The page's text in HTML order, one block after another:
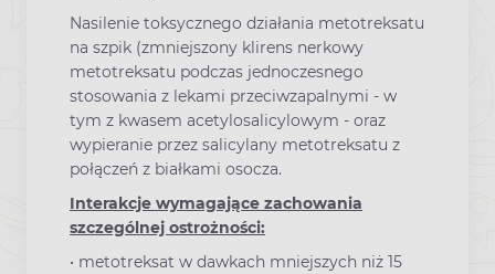
Nasilenie toksycznego działania metotreksatu
na szpik (zmniejszony klirens nerkowy
metotreksatu podczas jednoczesnego
stosowania z lekami przeciwzapalnymi - w
tym z kwasem acetylosalicylowym - oraz
wypieranie przez salicylany metotreksatu z
połączeń z białkami osocza.
Interakcje wymagające zachowania
szczególnej ostrożności:
• metotreksat w dawkach mniejszych niż 15